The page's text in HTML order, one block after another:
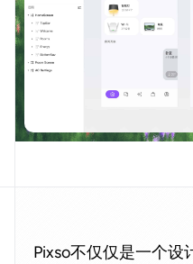
Pixso不仅仅是一个设